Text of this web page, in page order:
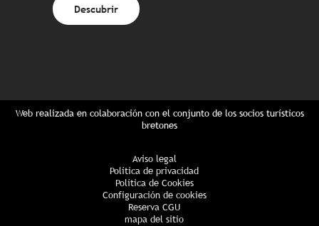
Descubrir
Web realizada en colaboración con el conjunto de los socios turísticos
bretones
Aviso legal
Política de privacidad
Política de Cookies
Configuración de cookies
Reserva CGU
mapa del sitio